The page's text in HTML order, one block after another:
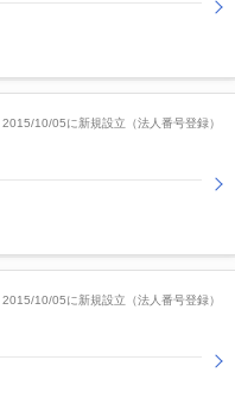
2015/10/05に新規設立（法人番号登録）
2015/10/05に新規設立（法人番号登録）